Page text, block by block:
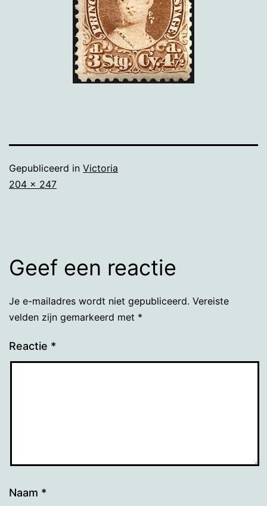
Gepubliceerd in Victoria
Volledige
204 × 247
Geef een reactie
Je e-mailadres wordt niet gepubliceerd. Vereiste
velden zijn gemarkeerd met *
Reactie *
Naam *